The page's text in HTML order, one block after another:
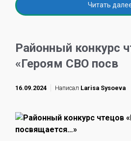
Читать
Районный конкурс
«Героям СВО посв
16.09.2024 Написал Larisa Sysoeva